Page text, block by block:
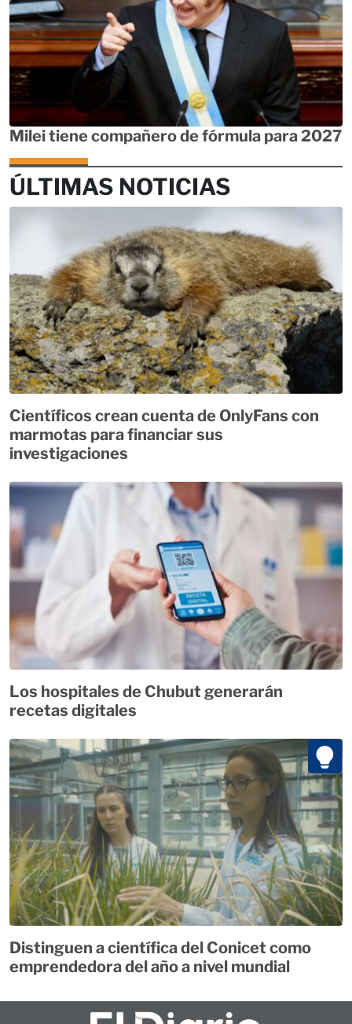
Milei tiene compañero de fórmula para 2027
ÚLTIMAS NOTICIAS
Científicos crean cuenta de OnlyFans con
marmotas para financiar sus
investigaciones
Los hospitales de Chubut generarán
recetas digitales
Distinguen a científica del Conicet como
emprendedora del año a nivel mundial